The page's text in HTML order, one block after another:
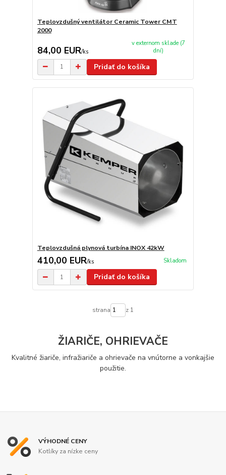
Teplovzdušný ventilátor Ceramic Tower CMT
2000
84,00 EUR/ks
v externom sklade (7
dní)
Pridať do košíka
Teplovzdušná plynová turbína INOX 42kW
410,00 EUR/ks Skladom
Pridať do košíka
strana z 1
ŽIARIČE, OHRIEVAČE
Kvalitné žiariče, infražiariče a ohrievače na vnútorne a vonkajšie
použitie.
VÝHODNÉ CENY
Kotlíky za nízke ceny